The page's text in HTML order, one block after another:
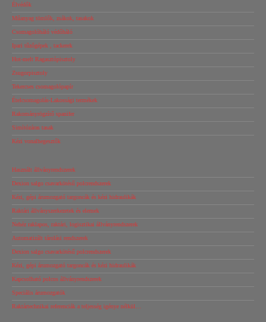
Élvédők
Műanyag tömlők, zsákok, tasakok
Csomagolóháló védőháló
Ipari tűzőgépek , tackerek
Hot-melt Ragasztópisztoly
Zsugorpisztoly
Tekercses csomagolópapír
Ételcsomagolás-Lakossági termékek
Rakományrögzítő spanifer
Simítózáras tasak
Kézi vonalhegesztők
Használt állványrendszerek
Dexion salgo csavarkötésű polcrendszerek
Kézi, gépi árumozgató targoncák és kézi hidraulikák
Raktári állványszerkezetek és elemek
Nehéz raklapos, raktári, logisztikai állványrendszerek
Automatizált tárolási rendszerek
Dexion salgo csavarkötésű polcrendszerek
Kézi, gépi árumozgató targoncák és kézi hidraulikák
Kapcsolható polcos állványrendszerek
Speciális árumozgatók
Raktártechnikai referenciák a teljesség igénye nélkül…